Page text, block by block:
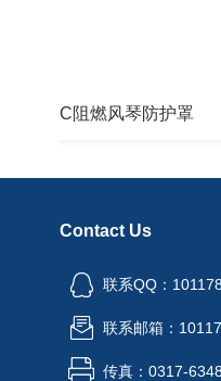
PVC阻燃风琴防护罩
Contact Us
联系QQ：
联系邮箱：
传真：0317-